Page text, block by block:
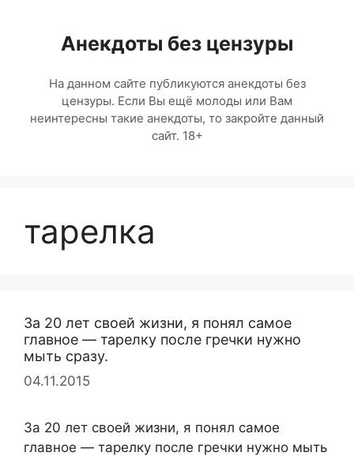
содержимомуАнекдоты без цензуры
На данном сайте публикуются анекдоты без
цензуры. Если Вы ещё молоды или Вам
неинтересны такие анекдоты, то закройте данный
сайт. 18+
тарелка
За 20 лет своей жизни, я понял самое
главное — тарелку после гречки нужно
мыть сразу.
04.11.2015
За 20 лет своей жизни, я понял самое
главное — тарелку после гречки нужно мыть